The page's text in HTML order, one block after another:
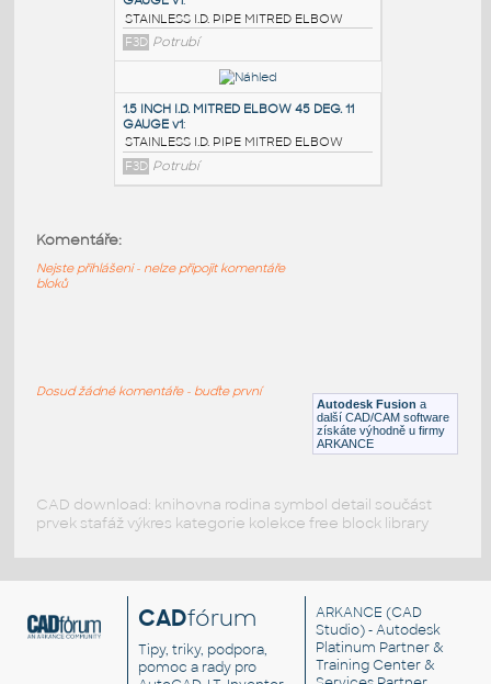
2.5 INCH I.D. MITRED ELBOW 45 DEG. 11
STAINLESS I.D. PIPE MITRED ELBOW
F3D Potrubí
F3D Potrubí
STAINLESS I.D. PIPE MITRED ELBOW
Autodesk Fusion a
další CAD/CAM software
získáte výhodně u firmy
ARKANCE
Komentáře:
Nejste přihlášeni - nelze připojit komentáře
bloků
Dosud žádné komentáře - buďte první
CAD download: knihovna rodina symbol detail součást
prvek stafáž výkres kategorie kolekce free block library
CADfórum
Tipy, triky, podpora,
pomoc a rady pro
ARKANCE (CAD
Studio) - Autodesk
Platinum Partner &
Training Center &